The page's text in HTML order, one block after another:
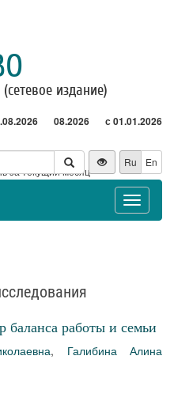
(сетевое издание)
08.2026 с 01.01.2026
за текущий месяц
Ru En
Toggle
баланса работы и семьи
, Галибина Алина